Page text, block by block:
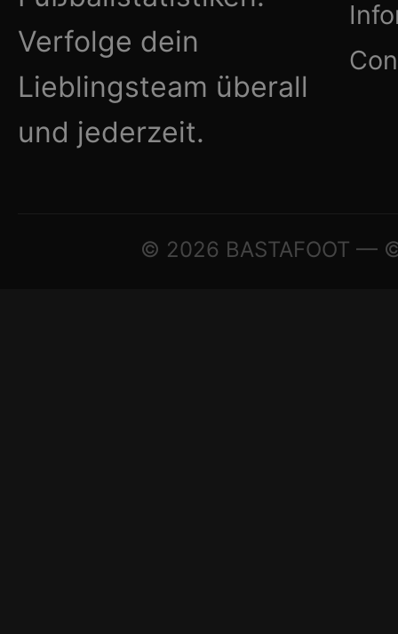
Verfolge dein
Lieblingsteam überall
und jederzeit.
© 2026 BASTAFOOT —